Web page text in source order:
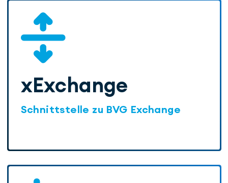
xExchange
Schnittstelle zu BVG Exchange